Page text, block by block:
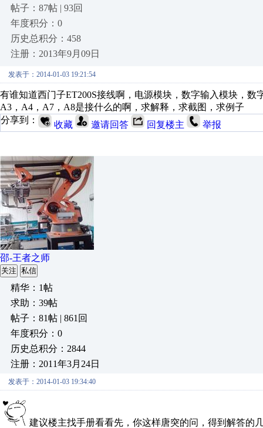
帖子：87帖 | 93回
年度积分：0
历史总积分：458
注册：2013年9月09日
发表于：2014-01-03 19:21:54
有谁知道西门子ET200S接线啊，电源模块，数字输入模块，
A3，A4，A7，A8是接什么的啊，求解释，求截图，求例子
分享到：
收藏 邀请回答 回复楼主 举报
邵-王者之师
关注 私信
精华：1帖
求助：39帖
帖子：81帖 | 861回
年度积分：0
历史总积分：2844
注册：2011年3月24日
发表于：2014-01-03 19:34:40
建议楼主找手册看看先，你这样唐突的问，得到解答的